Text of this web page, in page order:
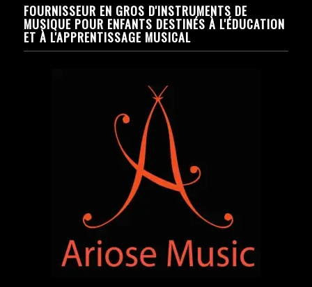
FOURNISSEUR EN GROS D'INSTRUMENTS DE
MUSIQUE POUR ENFANTS DESTINÉS À L'ÉDUCATION
ET À L'APPRENTISSAGE MUSICAL